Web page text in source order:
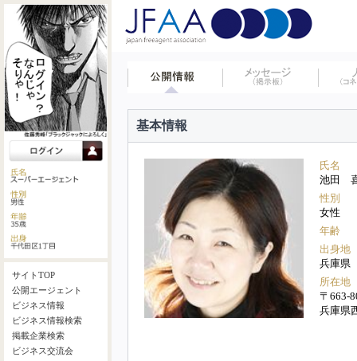
サイトTOP
公開エージェント
ビジネス情報
ビジネス情報検索
掲載企業検索
ビジネス交流会
基本情報
氏名
池田
性別
女性
年齢
出身地
兵庫県
所在地
〒663-
兵庫県